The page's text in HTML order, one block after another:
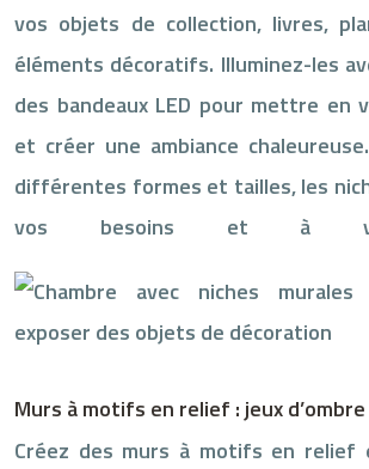
vos objets de collection, livres,
éléments décoratifs. Illuminez-les
des bandeaux LED pour mettre en
et créer une ambiance
différentes formes et tailles, les
vos besoins et à
Murs à motifs en relief : jeux
Créez des murs à motifs en relief